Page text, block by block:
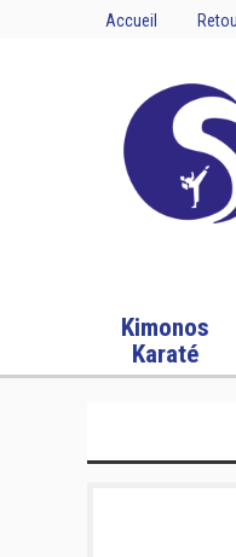
Accueil
Kimonos
Karaté